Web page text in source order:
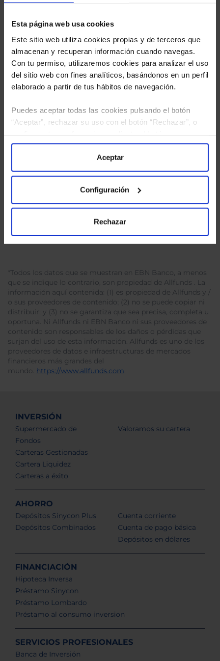
Esta página web usa cookies
Este sitio web utiliza cookies propias y de terceros que
almacenan y recuperan información cuando navegas.
Con tu permiso, utilizaremos cookies para analizar el uso
del sitio web con fines analíticos, basándonos en un perfil
elaborado a partir de tus hábitos de navegación.
Puedes aceptar todas las cookies pulsando el botón
“Aceptar”, rechazar su uso con el botón “Rechazar”, o
“Configuración”. Consulta nuestraPolítica
para más información.
Aceptar
Configuración
Rechazar
He leídola política de privacidady consiento el
tratamiento de mis datos personales.
*Todos los datos que se muestran en EBN Banco, a menos
que se indique lo contrario, son propiedad de Allfunds . La
información aquí contenida: (1) es propiedad de Allfunds y /
o sus proveedores de contenido; (2) no se puede copiar ni
distribuir; y (3) no se garantiza que sea precisa, completa u
oportuna. Ni Allfunds ni EBN Banco ni sus proveedores de
contenido son responsables de los daños o pérdidas que
surjan del uso de esta información. Allfunds es uno de los
proveedores de datos e infraestructuras de mercados
financieros más grandes del
mundo. https://www.allfunds.com.
INVERSIÓN
Supermercado de
Fondos
Carteras Gestionadas
Cartera Liquidez
Carteras a éxito
Valoramos su cartera
AHORRO
Depósitos Sinycon Plus
Depósitos Combinados
Cuenta corriente
Cuenta de pago básica
Depósitos en dólares
FINANCIACIÓN
Hipoteca Inversa
Préstamo Sinycon
Préstamo Lombardo
Préstamo al consumo inversion
SERVICIOS PROFESIONALES
Banca de Inversión